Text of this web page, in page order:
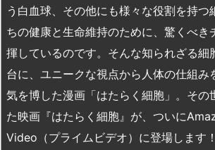
う白血球、その他にも様々な役割を持つ
ちの健康と生命維持のために、驚くべき
揮しているのです。そんな知られざる細
台に、ユニークな視点から人体の仕組み
気を博した漫画「はたらく細胞」。その
た映画『はたらく細胞』が、ついに
Video（プライムビデオ）に登場します！